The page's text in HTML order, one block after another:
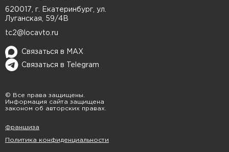
С помощью колориметра подбираем
точный оттенок Opel.
Работа по покраске включает:
Цветное покрытие.
После завершения всех работ бампер
устанавливается на авто с проверкой всех
620017, г. Екатеринбург, ул.
Луганская, 59/4В
tc2@locavto.ru
Связаться в MAX
Связаться в Telegram
© Все права защищены.
Информация сайта защищена
законом об авторских правах.
Франшиза
Политика конфиденциальности